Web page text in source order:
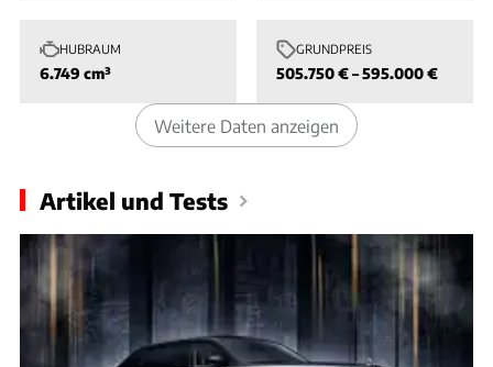
HUBRAUM
6.749 cm³
GRUNDPREIS
505.750 € – 595.000 €
Weitere Daten anzeigen
Artikel und Tests